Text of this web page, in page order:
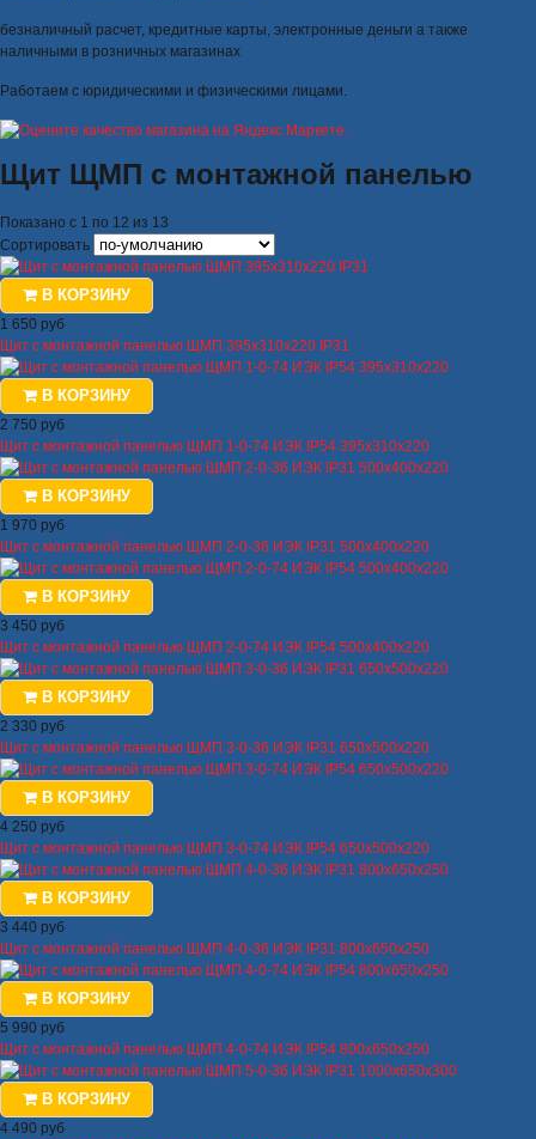
безналичный расчет, кредитные карты, электронные деньги а также
наличными в розничных магазинах
Работаем с юридическими и физическими лицами.
Щит ЩМП с монтажной панелью
Показано с 1 по 12 из 13
Сортировать
В КОРЗИНУ
1 650 руб
Щит с монтажной панелью ЩМП 395х310х220 IP31
В КОРЗИНУ
2 750 руб
Щит с монтажной панелью ЩМП 1-0-74 ИЭК IP54 395х310х220
В КОРЗИНУ
1 970 руб
Щит с монтажной панелью ЩМП 2-0-36 ИЭК IP31 500х400х220
В КОРЗИНУ
3 450 руб
Щит с монтажной панелью ЩМП 2-0-74 ИЭК IP54 500х400х220
В КОРЗИНУ
2 330 руб
Щит с монтажной панелью ЩМП 3-0-36 ИЭК IP31 650х500х220
В КОРЗИНУ
4 250 руб
Щит с монтажной панелью ЩМП 3-0-74 ИЭК IP54 650х500х220
В КОРЗИНУ
3 440 руб
Щит с монтажной панелью ЩМП 4-0-36 ИЭК IP31 800х650х250
В КОРЗИНУ
5 990 руб
Щит с монтажной панелью ЩМП 4-0-74 ИЭК IP54 800х650х250
В КОРЗИНУ
4 490 руб